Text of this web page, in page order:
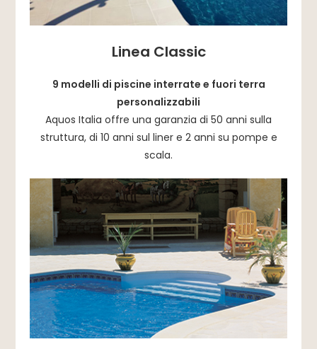
Linea Classic
9 modelli di piscine interrate e fuori terra
personalizzabili
Aquos Italia offre una garanzia di 50 anni sulla
struttura, di 10 anni sul liner e 2 anni su pompe e
scala.